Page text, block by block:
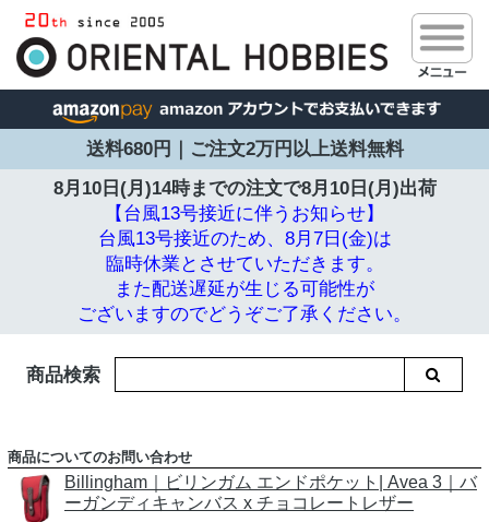
送料680円｜ご注文2万円以上送料無料
8月10日(月)14時までの注文で8月10日(月)出荷
【台風13号接近に伴うお知らせ】
台風13号接近のため、8月7日(金)は
臨時休業とさせていただきます。
また配送遅延が生じる可能性が
ございますのでどうぞご了承ください。
商品検索
商品についてのお問い合わせ
Billingham｜ビリンガム エンドポケット| Avea 3｜バ
ーガンディキャンバス x チョコレートレザー